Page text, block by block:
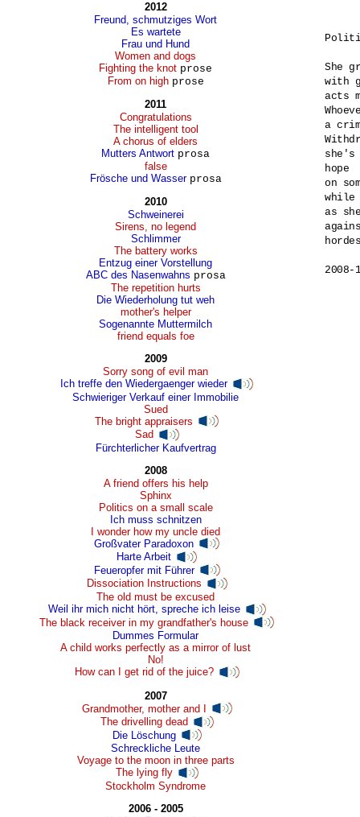
2012
Freund, schmutziges Wort
Es wartete
Frau und Hund
Women and dogs
Fighting the knot prose
From on high prose
2011
Congratulations
The intelligent tool
A chorus of elders
Mutters Antwort prosa
false
Frösche und Wasser prosa
2010
Schweinerei
Sirens, no legend
Schlimmer
The battery works
Entzug einer Vorstellung
ABC des Nasenwahns prosa
The repetition hurts
Die Wiederholung tut weh
mother's helper
Sogenannte Muttermilch
friend equals foe
2009
Sorry song of evil man
Ich treffe den Wiedergaenger wieder
Schwieriger Verkauf einer Immobilie
Sued
The bright appraisers
Sad
Fürchterlicher Kaufvertrag
2008
A friend offers his help
Sphinx
Politics on a small scale
Ich muss schnitzen
I wonder how my uncle died
Großvater Paradoxon
Harte Arbeit
Feueropfer mit Führer
Dissociation Instructions
The old must be excused
Weil ihr mich nicht hört, spreche ich leise
The black receiver in my grandfather's house
Dummes Formular
A child works perfectly as a mirror of lust
No!
How can I get rid of the juice?
2007
Grandmother, mother and I
The drivelling dead
Die Löschung
Schreckliche Leute
Voyage to the moon in three parts
The lying fly
Stockholm Syndrome
2006 - 2005
She
with
acts
a
she's
hope
on
while
as
2008-